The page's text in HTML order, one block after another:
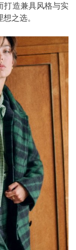
打造兼具风格与实
之选。